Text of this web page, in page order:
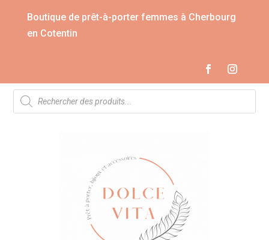
Boutique de prêt-à-porter femmes à Cherbourg
en Cotentin
Recherche
de
produits